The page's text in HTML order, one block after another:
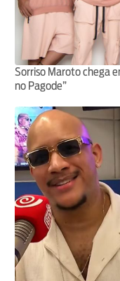
Sorriso Maroto chega
no Pagode”